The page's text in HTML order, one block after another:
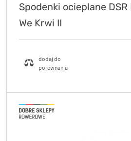
Spodenki ocieplane
We Krwi II